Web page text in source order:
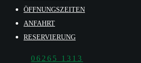
ÖFFNUNGSZEITEN
ANFAHRT
RESERVIERUNG
06265 1313